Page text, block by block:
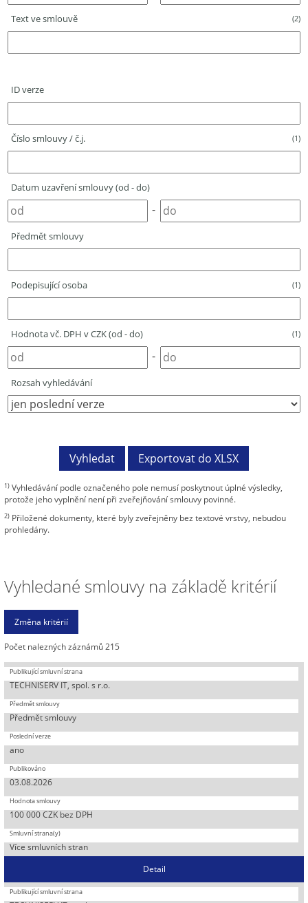
Text ve smlouvě (2)
ID verze
Číslo smlouvy / č.j. (1)
Datum uzavření smlouvy (od - do)
-
Předmět smlouvy
Podepisující osoba (1)
Hodnota vč. DPH v CZK (od - do) (1)
-
Rozsah vyhledávání
1) Vyhledávání podle označeného pole nemusí poskytnout úplné výsledky,
protože jeho vyplnění není při zveřejňování smlouvy povinné.
2) Přiložené dokumenty, které byly zveřejněny bez textové vrstvy, nebudou
prohledány.
Vyhledané smlouvy na základě kritérií
Počet nalezných záznámů 215
TECHNISERV IT, spol. s r.o.
Předmět smlouvy
ano
03.08.2026
100 000 CZK bez DPH
Více smluvních stran
Detail